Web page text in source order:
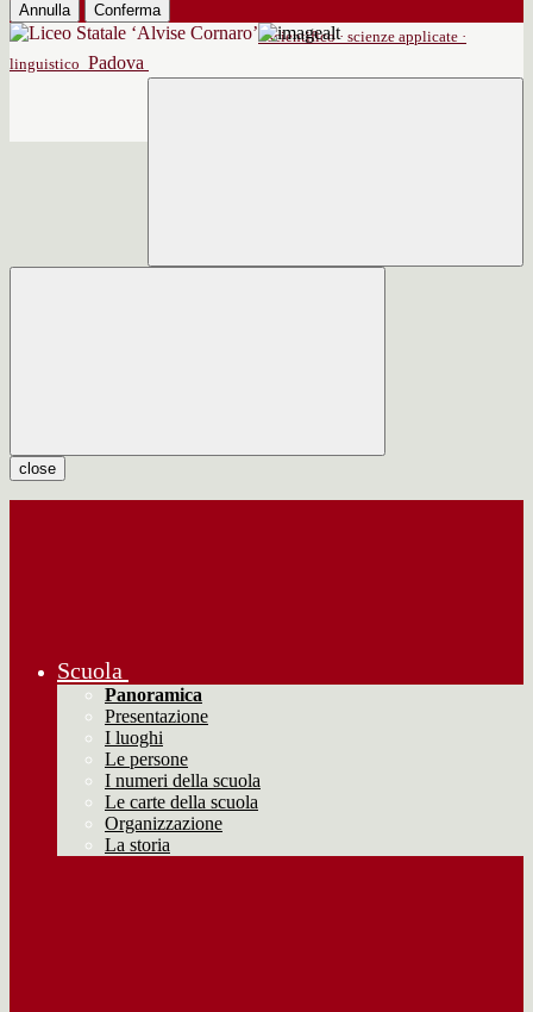
Annulla
Conferma
scientifico · scienze applicate ·
linguistico Padova
close
Scuola
Panoramica
Presentazione
I luoghi
Le persone
I numeri della scuola
Le carte della scuola
Organizzazione
La storia